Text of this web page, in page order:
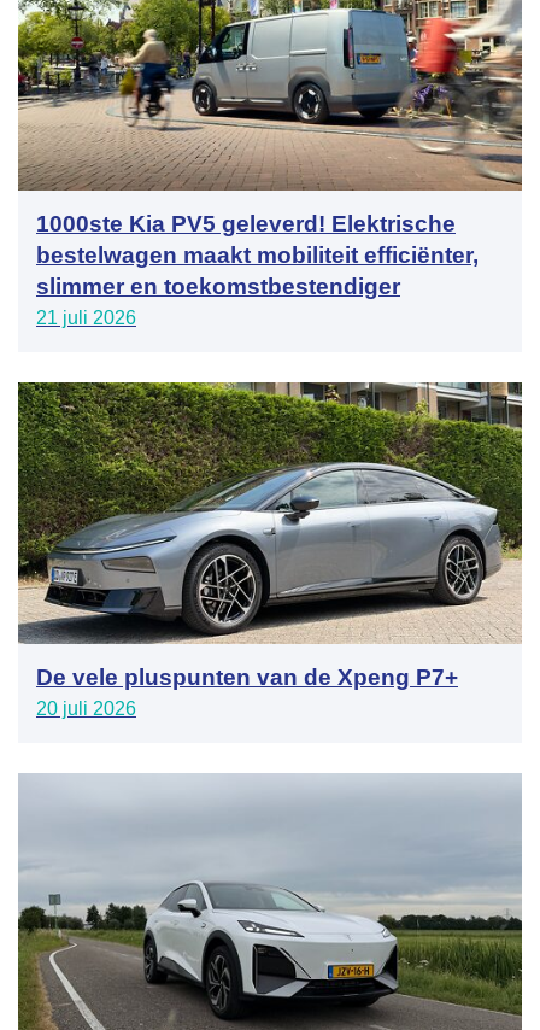
1000ste Kia PV5 geleverd! Elektrische
bestelwagen maakt mobiliteit efficiënter,
slimmer en toekomstbestendiger
21 juli 2026
De vele pluspunten van de Xpeng P7+
20 juli 2026